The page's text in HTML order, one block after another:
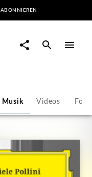
ABONNIEREN
Musik Videos